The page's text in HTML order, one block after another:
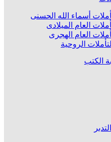
أسماء الله الحسنى
العام الميلادى
العام الهجرى
التأملات الروحية
الكتب